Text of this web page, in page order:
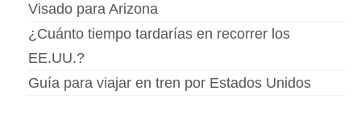
Visado para Arizona
¿Cuánto tiempo tardarías en recorrer los
EE.UU.?
Guía para viajar en tren por Estados Unidos